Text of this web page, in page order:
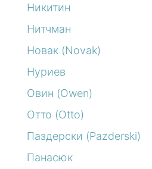
Никитин
Нитчман
Новак (Novak)
Нуриев
Овин (Owen)
Отто (Otto)
Паздерски (Pazderski)
Панасюк